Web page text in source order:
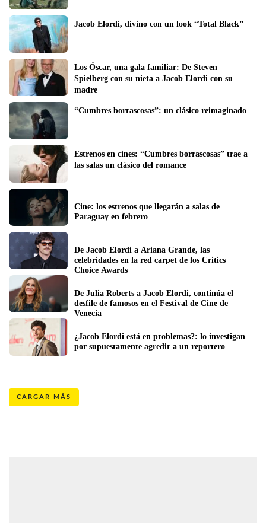
Jacob Elordi, divino con un look “Total Black”
Los Óscar, una gala familiar: De Steven
Spielberg con su nieta a Jacob Elordi con su
madre
“Cumbres borrascosas”: un clásico reimaginado
Estrenos en cines: “Cumbres borrascosas” trae a
las salas un clásico del romance
Cine: los estrenos que llegarán a salas de
Paraguay en febrero
De Jacob Elordi a Ariana Grande, las
celebridades en la red carpet de los Critics
De Julia Roberts a Jacob Elordi, continúa el
desfile de famosos en el Festival de Cine de
Venecia
¿Jacob Elordi está en problemas?: lo investigan
por supuestamente agredir a un reportero
CARGAR MÁS